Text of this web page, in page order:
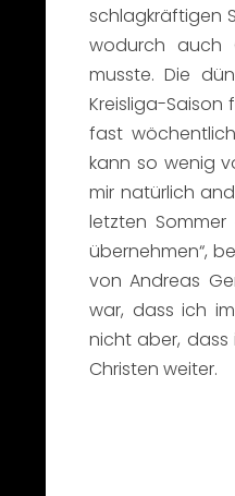
schlagkräftigen
wodurch auch
musste. Die
Kreisliga-Saison
fast
kann so wenig
mir natürlich
letzten
übernehmen“,
von Andreas
war, dass ich
nicht aber, dass
Christen weiter.